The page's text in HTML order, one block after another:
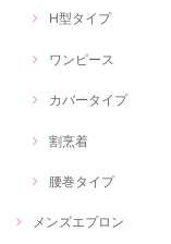
H型タイプ
ワンピース
カバータイプ
割烹着
腰巻タイプ
メンズエプロン